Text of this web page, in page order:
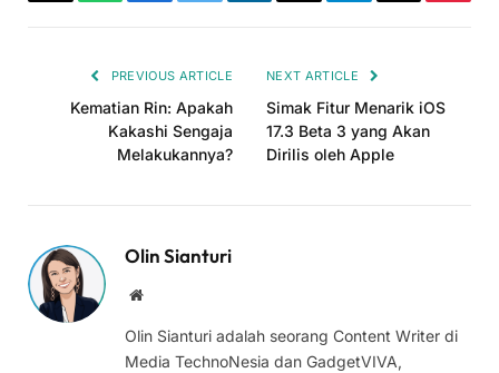
PREVIOUS ARTICLE
Kematian Rin: Apakah
Kakashi Sengaja
Melakukannya?
NEXT ARTICLE
Simak Fitur Menarik iOS
17.3 Beta 3 yang Akan
Dirilis oleh Apple
Olin Sianturi
Website
Olin Sianturi adalah seorang Content Writer di
Media TechnoNesia dan GadgetVIVA,